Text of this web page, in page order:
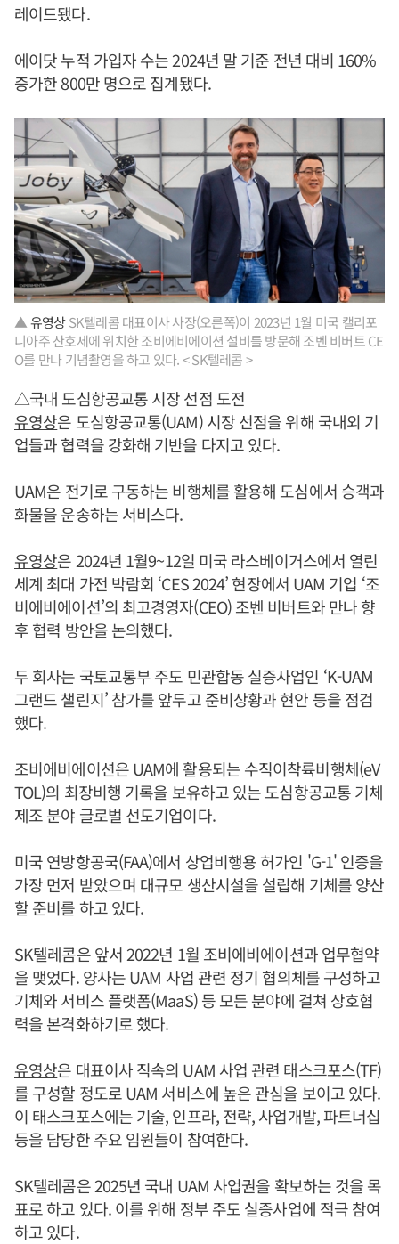
레이드됐다.
에이닷 누적 가입자 수는 2024년 말 기준 전년 대비 160%
증가한 800만 명으로 집계됐다.
▲유영상SK텔레콤 대표이사 사장(오른쪽)이 2023년 1월 미국 캘리포
니아주 산호세에 위치한 조비에비에이션 설비를 방문해 조벤 비버트 CE
O를 만나 기념촬영을 하고 있다. < SK텔레콤 >
△국내 도심항공교통 시장 선점 도전
유영상은 도심항공교통(UAM) 시장 선점을 위해 국내외 기
업들과 협력을 강화해 기반을 다지고 있다.
UAM은 전기로 구동하는 비행체를 활용해 도심에서 승객과
화물을 운송하는 서비스다.
유영상은 2024년 1월9~12일 미국 라스베이거스에서 열린
세계 최대 가전 박람회 ‘CES 2024’ 현장에서 UAM 기업 ‘조
비에비에이션’의 최고경영자(CEO) 조벤 비버트와 만나 향
후 협력 방안을 논의했다.
두 회사는 국토교통부 주도 민관합동 실증사업인 ‘K-UAM
그랜드 챌린지’ 참가를 앞두고 준비상황과 현안 등을 점검
했다.
조비에비에이션은 UAM에 활용되는 수직이착륙비행체(eV
TOL)의 최장비행 기록을 보유하고 있는 도심항공교통 기체
제조 분야 글로벌 선도기업이다.
미국 연방항공국(FAA)에서 상업비행용 허가인 'G-1' 인증을
가장 먼저 받았으며 대규모 생산시설을 설립해 기체를 양산
할 준비를 하고 있다.
SK텔레콤은 앞서 2022년 1월 조비에비에이션과 업무협약
을 맺었다. 양사는 UAM 사업 관련 정기 협의체를 구성하고
기체와 서비스 플랫폼(MaaS) 등 모든 분야에 걸쳐 상호협
력을 본격화하기로 했다.
유영상은 대표이사 직속의 UAM 사업 관련 태스크포스(TF)
를 구성할 정도로 UAM 서비스에 높은 관심을 보이고 있다.
이 태스크포스에는 기술, 인프라, 전략, 사업개발, 파트너십
등을 담당한 주요 임원들이 참여한다.
SK텔레콤은 2025년 국내 UAM 사업권을 확보하는 것을 목
표로 하고 있다. 이를 위해 정부 주도 실증사업에 적극 참여
하고 있다.